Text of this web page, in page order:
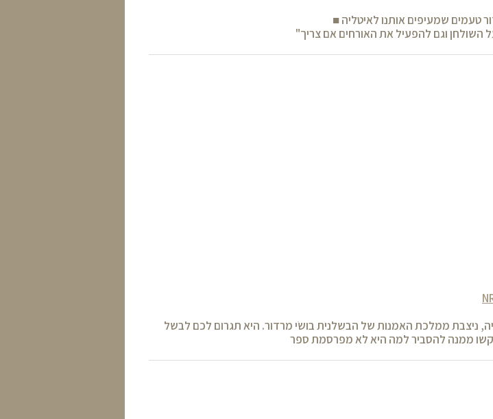
טעמים שמעיפים אותנו לאיטליה ■
ניצבת ממלכת האמנות של הבשלנית בושׂי מרדור. היא תגרום לכם לבשל
ממנה להסביר למה היא לא מפרסמת ספר